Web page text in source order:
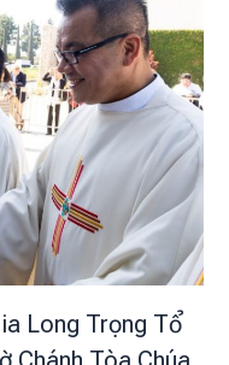
Long Trọng Tổ